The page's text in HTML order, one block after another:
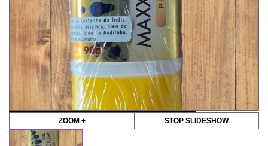
ZOOM + STOP SLIDESHOW